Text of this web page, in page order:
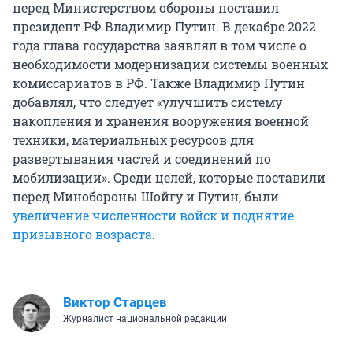
перед Министерством обороны поставил
президент РФ Владимир Путин. В декабре 2022
года глава государства заявлял в том числе о
необходимости модернизации системы военных
комиссариатов в РФ. Также Владимир Путин
добавлял, что следует «улучшить систему
накопления и хранения вооружения военной
техники, материальных ресурсов для
развертывания частей и соединений по
мобилизации». Среди целей, которые поставили
перед Минобороны Шойгу и Путин, были
увеличение численности войск и поднятие
призывного возраста.
Виктор Старцев
Журналист национальной редакции